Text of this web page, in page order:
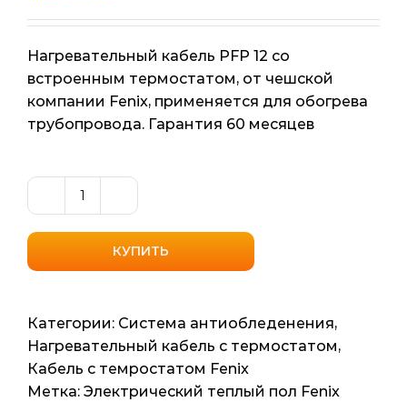
Нагревательный кабель PFP 12 со
встроенным термостатом, от чешской
компании Fenix, применяется для обогрева
трубопровода. Гарантия 60 месяцев
Количество
товара
Нагревательный
кабель
встроенным
термостатом
Fenix
(Чехия)
КУПИТЬ
Категории: Система антиобледенения,
Нагревательный кабель с термостатом,
Кабель с темростатом Fenix
Метка: Электрический теплый пол Fenix